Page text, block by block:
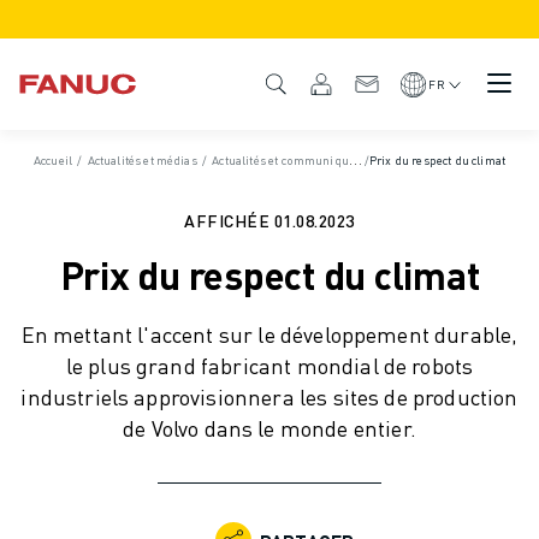
APERÇU DU PRODUIT
FONCTIONS/OPTIONS DE LA CNC
SIMULATION - DIGITAL TWIN SOLUTIONS
DURABILITÉ DE LA CNC
PRODUITS ÉDUCATIFS CNC
SOLUTIONS DE RETROFIT
FR
Accueil / Actualités et médias / Actualités et communiqués de presse /Communiqués de
/Prix du respect du climat
AFFICHÉE 01.08.2023
Prix du respect du climat
En mettant l'accent sur le développement durable,
le plus grand fabricant mondial de robots
industriels approvisionnera les sites de production
de Volvo dans le monde entier.